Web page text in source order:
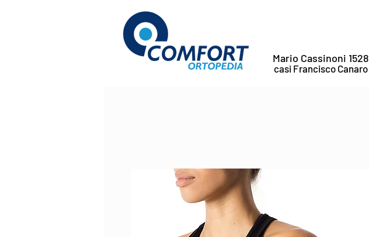
Mario Cassinoni 1528
casi Francisco Canaro